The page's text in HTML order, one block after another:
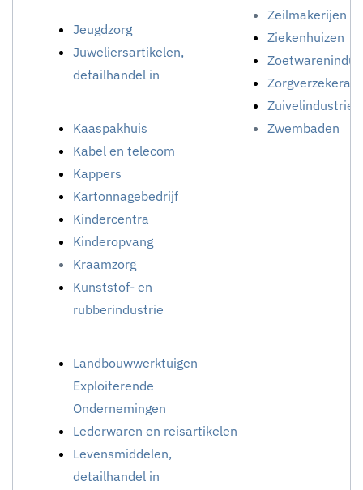
Jeugdzorg
Juweliersartikelen,
detailhandel in
Kaaspakhuis
Kabel en telecom
Kappers
Kartonnagebedrijf
Kindercentra
Kinderopvang
Kraamzorg
Kunststof- en
rubberindustrie
Landbouwwerktuigen
Exploiterende
Ondernemingen
Lederwaren en reisartikelen
Levensmiddelen,
detailhandel in
Zeilmakerijen /
Ziekenhuizen
Zuivelindustrie
Zwembaden